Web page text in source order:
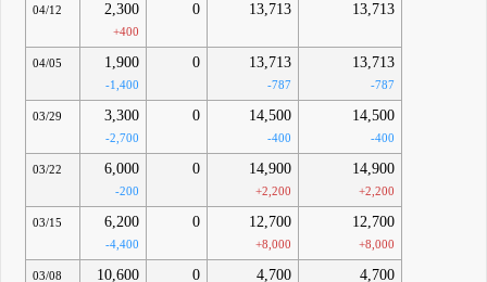
04/12 2,300
+400
0 13,713 13,713
04/05 1,900
-1,400
0 13,713
-787
13,713
-787
03/29 3,300
-2,700
0 14,500
-400
14,500
-400
03/22 6,000
-200
0 14,900
+2,200
14,900
+2,200
03/15 6,200
-4,400
0 12,700
+8,000
12,700
+8,000
03/08 10,600 0 4,700 4,700